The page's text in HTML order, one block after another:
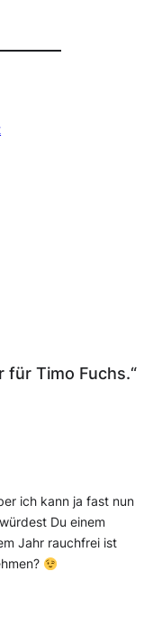
für Timo Fuchs.“
ich kann ja fast nun
Du einem
Jahr rauchfrei ist